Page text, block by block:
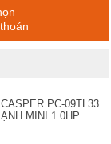
PC-09TL33
MINI 1.0HP